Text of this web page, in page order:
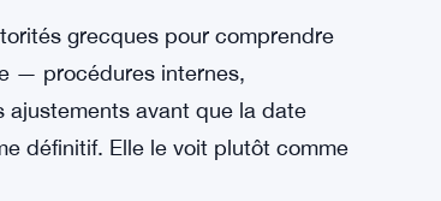
viennent de sources
travailler en étroite collaboration
nécessaires. Donc : ni oui, ni